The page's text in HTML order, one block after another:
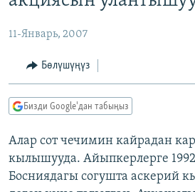
МАДАНИЯТ
ТВ ПРОГРАММАЛАР
БҮГҮН АЗАТТЫКТА
ДАНИСТЕ
ПОДКАСТ
ОНЛАЙН ШЕРИНЕ
11-Январь, 2007
Бөлүшүңүз
Бизди Google'дан табыңыз
Алар сот чечимин кайрадан
кылышууда. Айыпкерлерге
Босниядагы согушта аскерий